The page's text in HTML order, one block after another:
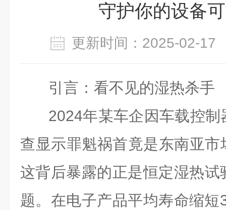
守护你的设备
更新时间：2025-02-
引言：看不见的湿热杀手
2024年某车企因车载控
查显示罪魁祸首竟是东南亚
这背后暴露的正是恒定湿热
题。在电子产品平均寿命缩